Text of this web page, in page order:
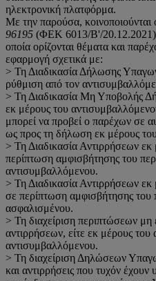
ηλεκτρονική πλατφόρμα.
Με την παρούσα, κοινοποιούνται
96195 (ΦΕΚ 6013/Β'/20.12.2021)
οποία ορίζονται θέματα και
εφαρμογή σχετικά με:
> Τη Διαδικασία Δήλωσης
ρύθμιση από τον
> Τη Διαδικασία Μη Υποβολής
εκ μέρους του
μπορεί να προβεί ο παρέχων σε
ως προς τη δήλωση εκ μέρους
> Τη Διαδικασία Αντιρρήσεων
περίπτωση αμφισβήτησης του
αντισυμβαλλόμενου.
> Τη Διαδικασία Αντιρρήσεων
σε περίπτωση αμφισβήτησης του
ασφαλισμένου.
> Τη διαχείριση περιπτώσεων
αντιρρήσεων, είτε εκ μέρους του
αντισυμβαλλόμενου.
> Τη διαχείριση Δηλώσεων
και αντιρρήσεις που τυχόν